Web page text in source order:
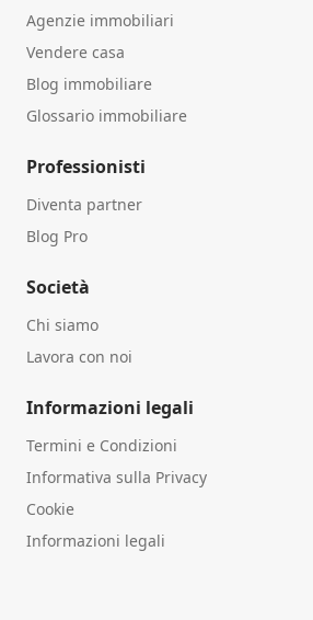
Agenzie immobiliari
Vendere casa
Blog immobiliare
Glossario immobiliare
Professionisti
Diventa partner
Blog Pro
Società
Chi siamo
Lavora con noi
Informazioni legali
Termini e Condizioni
Informativa sulla Privacy
Cookie
Informazioni legali